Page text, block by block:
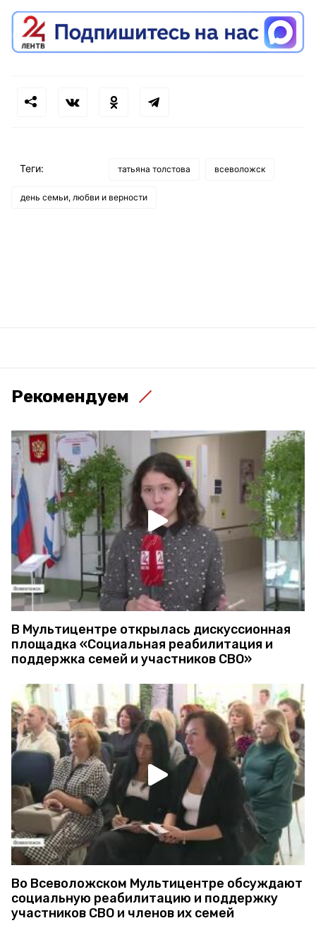
Теги: татьяна толстова всеволожск
день семьи, любви и верности
Рекомендуем
В Мультицентре открылась дискуссионная
площадка «Социальная реабилитация и
поддержка семей и участников СВО»
Во Всеволожском Мультицентре обсуждают
социальную реабилитацию и поддержку
участников СВО и членов их семей